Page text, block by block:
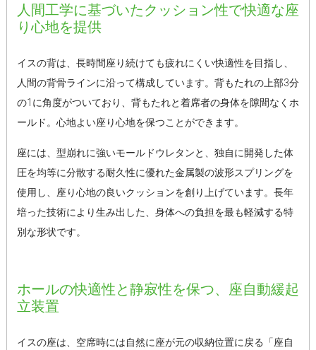
人間工学に基づいたクッション性で快適な座
り心地を提供
イスの背は、長時間座り続けても疲れにくい快適性を目指し、
人間の背骨ラインに沿って構成しています。背もたれの上部3分
の1に角度がついており、背もたれと着席者の身体を隙間なくホ
ールド。心地よい座り心地を保つことができます。
座には、型崩れに強いモールドウレタンと、独自に開発した体
圧を均等に分散する耐久性に優れた金属製の波形スプリングを
使用し、座り心地の良いクッションを創り上げています。長年
培った技術により生み出した、身体への負担を最も軽減する特
別な形状です。
ホールの快適性と静寂性を保つ、座自動緩起
立装置
イスの座は、空席時には自然に座が元の収納位置に戻る「座自